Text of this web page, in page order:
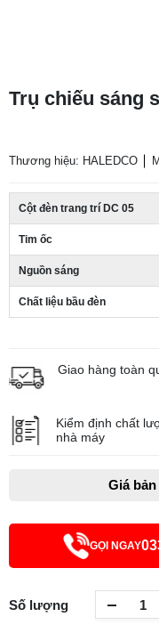
Trụ chiếu sáng
Thương hiệu: HALEDCO
Cột đèn trang trí DC 05
Tim ốc
Nguồn sáng
Chất liệu bầu đèn
Giao hàng toàn
Kiểm định chất
nhà máy
Giá
GỌI NGAY
Số lượng